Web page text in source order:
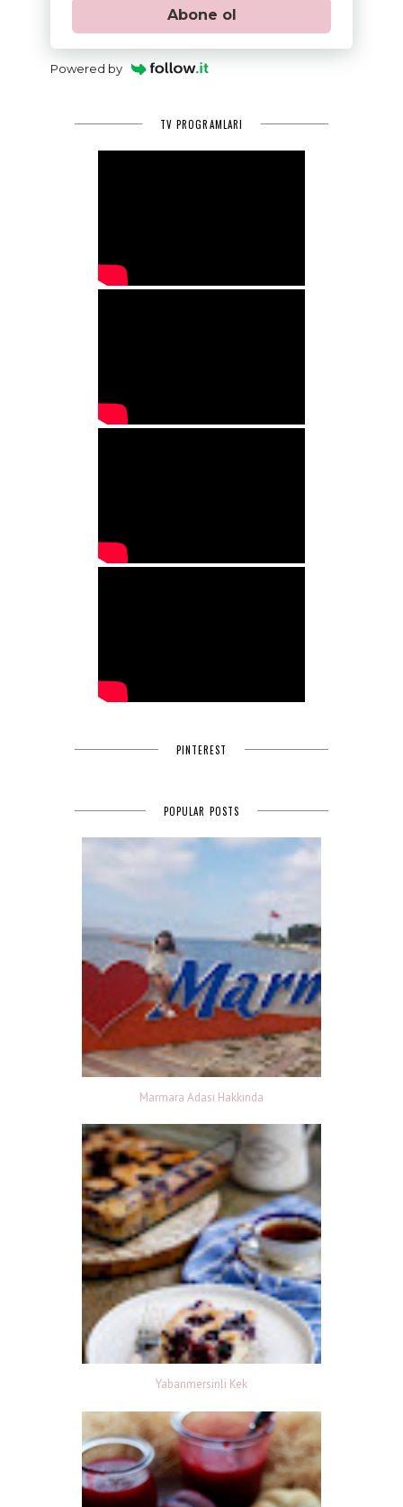
Abone ol
Powered by
TV PROGRAMLARI
PINTEREST
POPULAR POSTS
Marmara Adası Hakkında
Yabanmersinli Kek